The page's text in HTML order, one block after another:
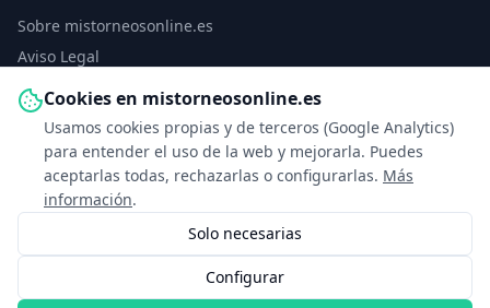
Cookies en mistorneosonline.es
Usamos cookies propias y de terceros (Google Analytics)
para entender el uso de la web y mejorarla. Puedes
aceptarlas todas, rechazarlas o configurarlas. Más
información.
Solo necesarias
Configurar
Sobre mistorneosonline.es
Aviso Legal
Política de Privacidad
Política de Cookies
Configurar cookies
Contacto
info@mistorneosonline.es